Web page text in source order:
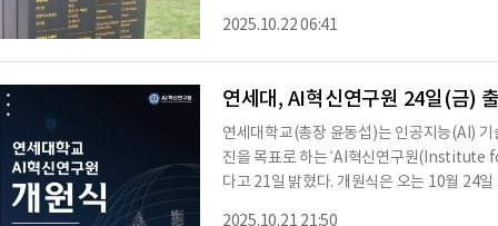
면 얼마나 좋았으랴!
2025.10.22 06:41
연세대, AI혁신연구원 24일(금)
연세대학교(총장 윤동섭)는 인공지능(AI)
진을 목표로 하는 ‘AI혁신연구원
다고 21일 밝혔다. 개원식은 오는 10월 24
2025.10.21 21:50